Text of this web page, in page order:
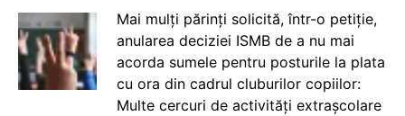
Mai mulți părinți solicită, într-o petiție,
anularea deciziei ISMB de a nu mai
acorda sumele pentru posturile la plata
cu ora din cadrul cluburilor copiilor:
Multe cercuri de activități extrașcolare